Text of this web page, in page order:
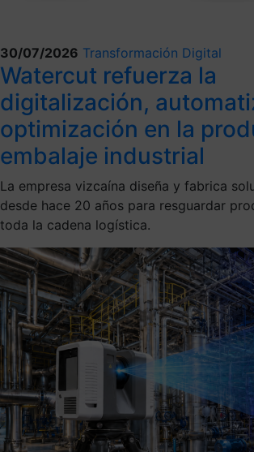
30/07/2026 Transformación Digital
Watercut refuerza la
digitalización,
optimización en la
embalaje industrial
La empresa vizcaína diseña y fabrica
desde hace 20 años para resguardar
toda la cadena logística.